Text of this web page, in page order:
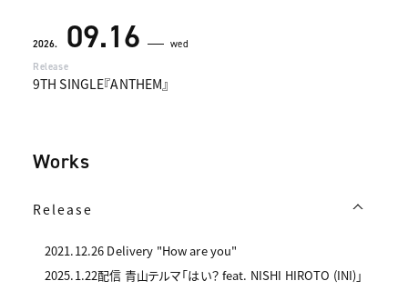
2026. 09.16
wed
Release
9TH SINGLE『ANTHEM』
Works
Release
2021.12.26 Delivery "How are you"
2025.1.22配信 青山テルマ「はい？ feat. NISHI HIROTO (INI)」